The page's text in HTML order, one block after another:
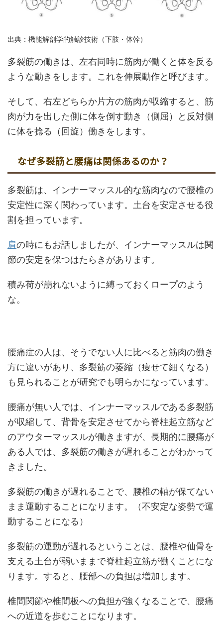
出典：機能解剖学的触診技術（下肢・体幹）
多裂筋の働きは、左右同時に筋肉が働くと体を反る
ような動きをします。これを伸展動作と呼びます。
そして、右左どちらか片方の筋肉が収縮すると、筋
肉が力を出した側に体を倒す動き（側屈）と反対側
に体を捻る（回旋）働きをします。
なぜ多裂筋と腰痛は関係あるのか？
多裂筋は、インナーマッスル的な筋肉なので腰椎の
安定性に深く関わっています。土台を安定させる役
割を担っています。
肩の時にもお話しましたが、インナーマッスルは関
節の安定を保つはたらきがあります。
積み荷が崩れないように縛っておくロープのよう
な。
腰痛症の人は、そうでない人に比べると筋肉の働き
方に違いがあり、多裂筋の萎縮（痩せて細くなる）
も見られることが研究でも明らかになっています。
腰痛が無い人では、インナーマッスルである多裂筋
が収縮して、背骨を安定させてから脊柱起立筋など
のアウターマッスルが働きますが、長期的に腰痛が
ある人では、多裂筋の働きが遅れることがわかって
きました。
多裂筋の働きが遅れることで、腰椎の軸が保てない
まま運動することになります。（不安定な姿勢で運
動することになる）
多裂筋の運動が遅れるということは、腰椎や仙骨を
支える土台が弱いままで脊柱起立筋が働くことにな
ります。すると、腰部への負担は増加します。
椎間関節や椎間板への負担が強くなることで、腰痛
への近道を歩むことになります。